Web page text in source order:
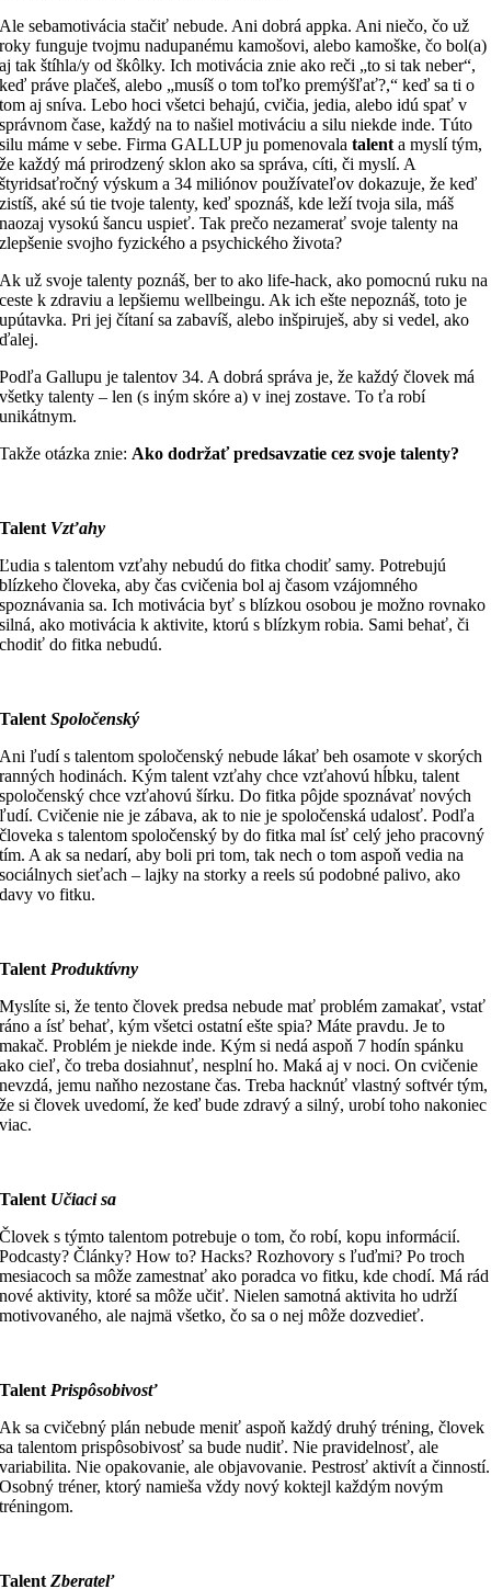
Ale sebamotivácia stačiť nebude. Ani dobrá appka. Ani niečo, čo už
roky funguje tvojmu nadupanému kamošovi, alebo kamoške, čo bol(a)
aj tak štíhla/y od škôlky. Ich motivácia znie ako reči „to si tak neber“,
keď práve plačeš, alebo „musíš o tom toľko premýšľať?,“ keď sa ti o
tom aj sníva. Lebo hoci všetci behajú, cvičia, jedia, alebo idú spať v
správnom čase, každý na to našiel motiváciu a silu niekde inde. Túto
silu máme v sebe. Firma GALLUP ju pomenovalatalenta myslí tým,
že každý má prirodzený sklon ako sa správa, cíti, či myslí. A
štyridsaťročný výskum a 34 miliónov používateľov dokazuje, že keď
zistíš, aké sú tie tvoje talenty, keď spoznáš, kde leží tvoja sila, máš
naozaj vysokú šancu uspieť. Tak prečo nezamerať svoje talenty na
zlepšenie svojho fyzického a psychického života?
Ak už svoje talenty poznáš, ber to ako life-hack, ako pomocnú ruku na
ceste k zdraviu a lepšiemu wellbeingu. Ak ich ešte nepoznáš, toto je
upútavka. Pri jej čítaní sa zabavíš, alebo inšpiruješ, aby si vedel, ako
ďalej.
Podľa Gallupu je talentov 34. A dobrá správa je, že každý človek má
všetky talenty – len (s iným skóre a) v inej zostave. To ťa robí
unikátnym.
Takže otázka znie:Ako dodržať predsavzatie cez svoje talenty?
Talent Vzťahy
Ľudia s talentom vzťahy nebudú do fitka chodiť samy. Potrebujú
blízkeho človeka, aby čas cvičenia bol aj časom vzájomného
spoznávania sa. Ich motivácia byť s blízkou osobou je možno rovnako
silná, ako motivácia k aktivite, ktorú s blízkym robia. Sami behať, či
chodiť do fitka nebudú.
TalentSpoločenský
Ani ľudí s talentom spoločenský nebude lákať beh osamote v skorých
ranných hodinách. Kým talent vzťahy chce vzťahovú hĺbku, talent
spoločenský chce vzťahovú šírku. Do fitka pôjde spoznávať nových
ľudí. Cvičenie nie je zábava, ak to nie je spoločenská udalosť. Podľa
človeka s talentom spoločenský by do fitka mal ísť celý jeho pracovný
tím. A ak sa nedarí, aby boli pri tom, tak nech o tom aspoň vedia na
sociálnych sieťach – lajky na storky a reels sú podobné palivo, ako
davy vo fitku.
TalentProduktívny
Myslíte si, že tento človek predsa nebude mať problém zamakať, vstať
ráno a ísť behať, kým všetci ostatní ešte spia? Máte pravdu. Je to
makač. Problém je niekde inde. Kým si nedá aspoň 7 hodín spánku
ako cieľ, čo treba dosiahnuť, nesplní ho. Maká aj v noci. On cvičenie
nevzdá, jemu naňho nezostane čas. Treba hacknúť vlastný softvér tým,
že si človek uvedomí, že keď bude zdravý a silný, urobí toho nakoniec
viac.
Talent Učiaci sa
Človek s týmto talentom potrebuje o tom, čo robí, kopu informácií.
Podcasty? Články? How to? Hacks? Rozhovory s ľuďmi? Po troch
mesiacoch sa môže zamestnať ako poradca vo fitku, kde chodí. Má rád
nové aktivity, ktoré sa môže učiť. Nielen samotná aktivita ho udrží
motivovaného, ale najmä všetko, čo sa o nej môže dozvedieť.
TalentPrispôsobivosť
Ak sa cvičebný plán nebude meniť aspoň každý druhý tréning, človek
sa talentom prispôsobivosť sa bude nudiť. Nie pravidelnosť, ale
variabilita. Nie opakovanie, ale objavovanie. Pestrosť aktivít a činností.
Osobný tréner, ktorý namieša vždy nový koktejl každým novým
tréningom.
TalentZberateľ